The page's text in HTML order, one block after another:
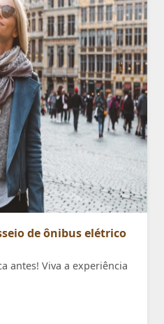
de ônibus elétrico
antes! Viva a experiência